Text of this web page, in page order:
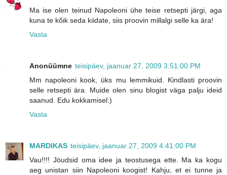
Ma ise olen teinud Napoleoni ühe teise retsepti järgi, aga
kuna te kõik seda kiidate, siis proovin millalgi selle ka ära!
Vasta
Anonüümne teisipäev, jaanuar 27, 2009 3:51:00 PM
Mm napoleoni kook, üks mu lemmikuid. Kindlasti proovin
selle retsepti ära. Muide olen sinu blogist väga palju ideid
saanud. Edu kokkamisel:)
Vasta
MARDIKAS teisipäev, jaanuar 27, 2009 4:41:00 PM
Vau!!!! Jöudsid oma idee ja teostusega ette. Ma ka kogu
aeg unistan siin Napoleoni koogist! Kahju, et ei tunne ja